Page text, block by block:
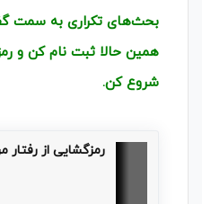
بحث‌های تکراری به سمت
همین حالا ثبت نام کن و
شروع کن.
رمزگشایی از